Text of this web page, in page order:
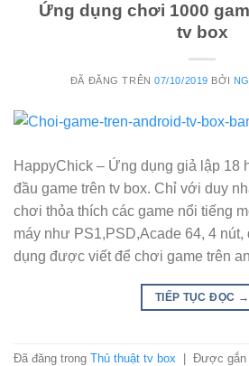
Ứng dụng chơi 1000
tv box
ĐÃ ĐĂNG TRÊN07/10/2019 BỞI
HappyChick – Ứng dụng giả lập 18
đầu game trên tv box. Chỉ với duy
chơi thỏa thích các game nổi tiếng
máy như PS1,PSD,Acade 64, 4
dụng được viết để chơi game trên
TIẾP TỤC ĐỌC →
Đã đăng trong Thủ thuật tv box Được gắn